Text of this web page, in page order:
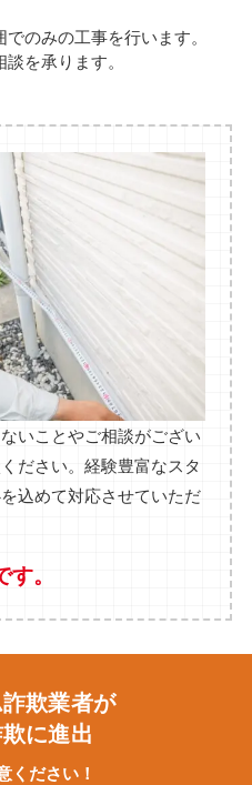
のみの工事を行います。
を承ります。
いことやご相談がござい
ださい。経験豊富なスタ
込めて対応させていただ
。
欺業者が
に進出
ください！